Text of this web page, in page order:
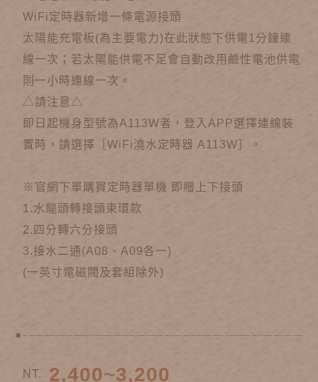
WiFi定時器新增一條電源接頭
太陽能充電板(為主要電力)在此狀態下供電1分鐘連
線一次；若太陽能供電不足會自動改用鹼性電池供電
則一小時連線一次。
△請注意△
即日起機身型號為A113W者，登入APP選擇連線裝
置時，請選擇［WiFi澆水定時器 A113W］。
※官網下單購買定時器單機 即贈上下接頭
1.水龍頭轉接頭束環款
2.四分轉六分接頭
3.接水二通(A08、A09各一)
(一英寸電磁閥及套組除外)
NT. 2,400~3,200